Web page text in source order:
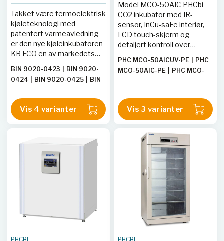
Takket være termoelektrisk
kjøleteknologi med
patentert varmeavledning
er den nye kjøleinkubatoren
KB ECO en av markedets
kjøleinkubatorer. Den
termoelektriske
KB ECO-serien svært
stillegående i drift.
BIN 9020-0423
BIN 9020-
0424
BIN 9020-0425
BIN
BIN 9020-0465|BIN 9020-
0466| BIN 9020-0426
Vis 4 varianter
Model MCO-50AIC PHCbi
CO2 inkubator med IR-
sensor, InCu-saFe interiør,
LCD touch-skjerm og
detaljert kontroll over
PHC MCO-50AICUV-PE
PHC
MCO-50AIC-PE
PHC MCO-
Vis 3 varianter
PHCBI PHCBI